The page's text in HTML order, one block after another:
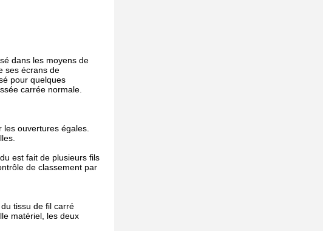
dans les moyens de
ses écrans de
pour quelques
carrée normale.
ouvertures égales.
est fait de plusieurs fils
de classement par
tissu de fil carré
matériel, les deux